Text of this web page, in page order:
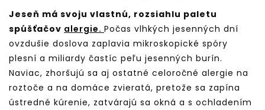
Jeseň má svoju vlastnú, rozsiahlu paletu
spúšťačov alergie. Počas vlhkých jesenných dní
ovzdušie doslova zaplavia mikroskopické spóry
plesní a miliardy častíc peľu jesenných burín.
Naviac, zhoršujú sa aj ostatné celoročné alergie na
roztoče a na domáce zvieratá, pretože sa zapína
ústredné kúrenie, zatvárajú sa okná a s ochladením